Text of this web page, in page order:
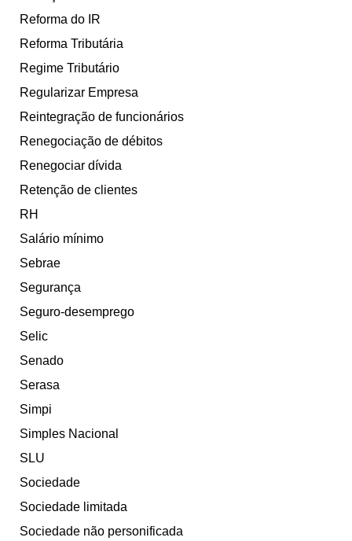
Reforma do IR
Reforma Tributária
Regime Tributário
Regularizar Empresa
Reintegração de funcionários
Renegociação de débitos
Renegociar dívida
Retenção de clientes
RH
Salário mínimo
Sebrae
Segurança
Seguro-desemprego
Selic
Senado
Serasa
Simpi
Simples Nacional
SLU
Sociedade
Sociedade limitada
Sociedade não personificada